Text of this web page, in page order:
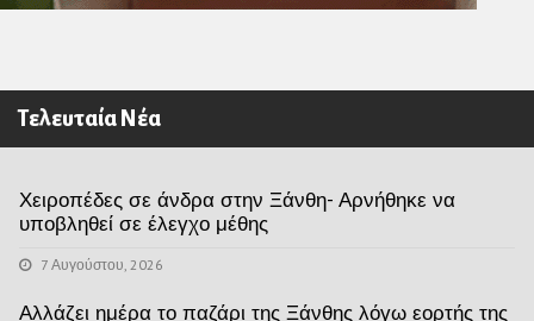
Τελευταία Νέα
Χειροπέδες σε άνδρα στην Ξάνθη- Αρνήθηκε να
υποβληθεί σε έλεγχο μέθης
7 Αυγούστου, 2026
Αλλάζει ημέρα το παζάρι της Ξάνθης λόγω εορτής της